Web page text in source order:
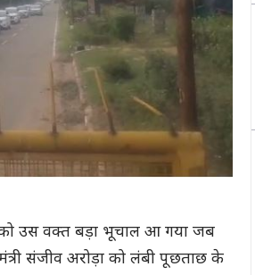
को उस वक्त बड़ा भूचाल आ गया जब
संजीव अरोड़ा को लंबी पूछताछ के